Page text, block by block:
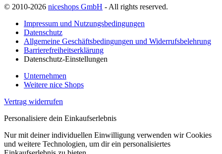
© 2010-2026 niceshops GmbH - All rights reserved.
Impressum und Nutzungsbedingungen
Datenschutz
Allgemeine Geschäftsbedingungen und Widerrufsbelehrung
Barrierefreiheitserklärung
Datenschutz-Einstellungen
Unternehmen
Weitere nice Shops
Vertrag widerrufen
Personalisiere dein Einkaufserlebnis
Nur mit deiner individuellen Einwilligung verwenden wir Cookies
und weitere Technologien, um dir ein personalisiertes